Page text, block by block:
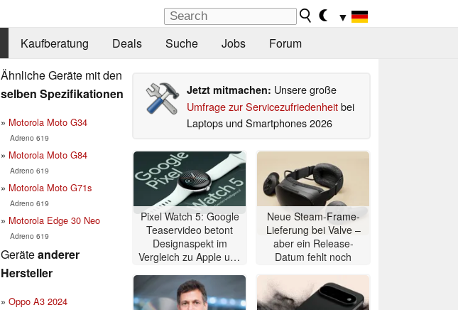
▼
Kaufberatung Deals Suche Jobs Forum
Ähnliche Geräte mit den
selben Spezifikationen
Motorola Moto G34
Adreno 619
Motorola Moto G84
Adreno 619
Motorola Moto G71s
Adreno 619
Motorola Edge 30 Neo
Adreno 619
Geräteanderer
Hersteller
Oppo A3 2024
Jetzt mitmachen: Unsere große
Umfrage zur Servicezufriedenheitbei
Laptops und Smartphones 2026
Pixel Watch 5: Google
Teaservideo betont
Designaspekt im
Vergleich zu Apple und
Neue Steam-Frame-
Lieferung bei Valve –
aber ein Release-
Datum fehlt noch